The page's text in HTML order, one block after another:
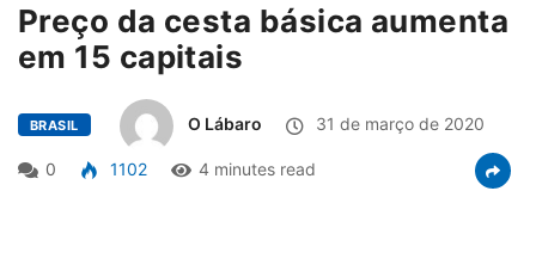
Preço da cesta básica aumenta
em 15 capitais
BRASIL O Lábaro 31 de março de 2020
0 1102 4 minutes read